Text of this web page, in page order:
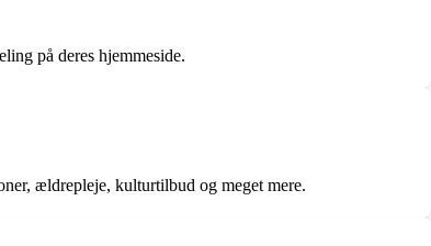
på deres hjemmeside.
ældrepleje, kulturtilbud og meget mere.